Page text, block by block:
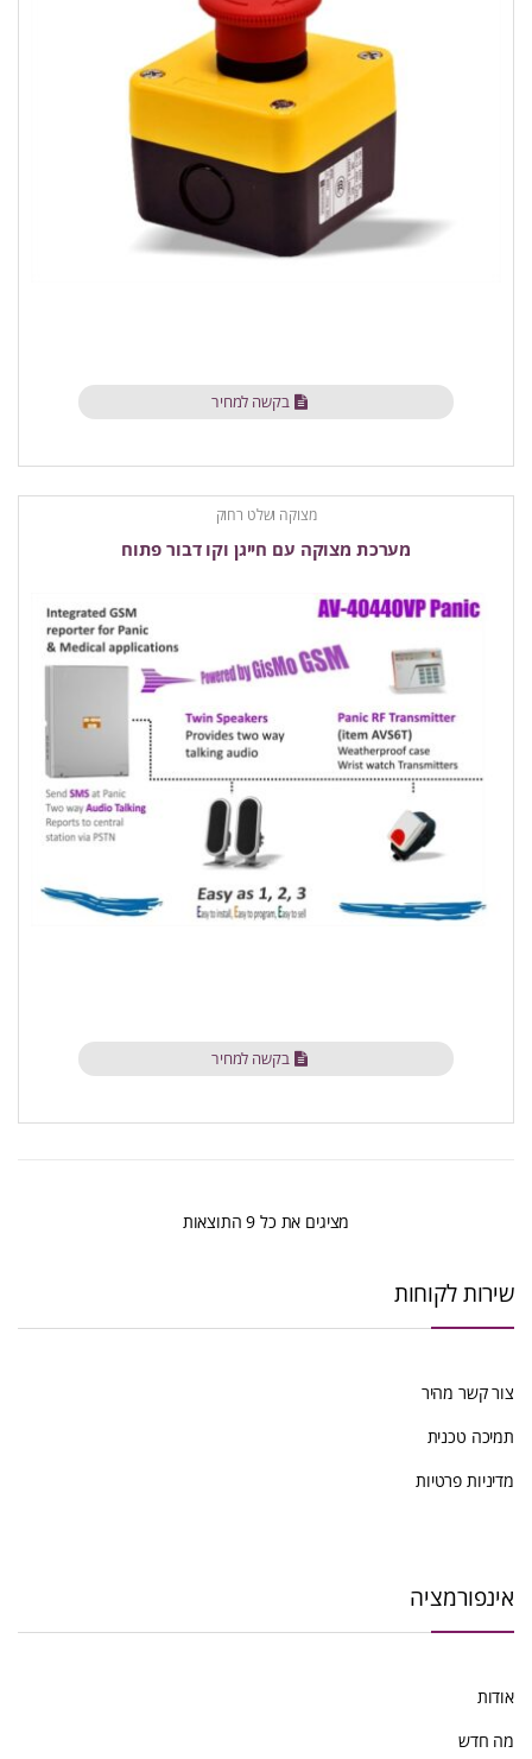
בקשה למחיר
מצוקה ושלט רחוק
מערכת מצוקה עם חייגן וקו דבור פתוח
בקשה למחיר
מציגים את כל ⁦9⁩ התוצאות ממוין
שירות לקוחות
צור קשר מהיר
תמיכה טכנית
מדיניות פרטיות
אינפורמציה
אודות
מה חדש